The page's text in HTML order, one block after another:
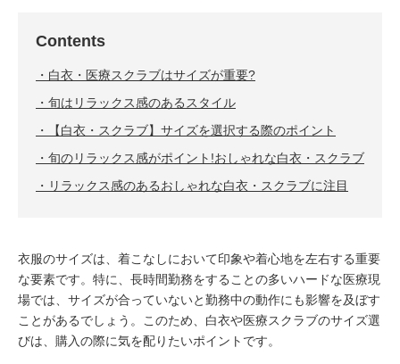
Contents
白衣・医療スクラブはサイズが重要?
旬はリラックス感のあるスタイル
【白衣・スクラブ】サイズを選択する際のポイント
旬のリラックス感がポイント!おしゃれな白衣・スクラブ
リラックス感のあるおしゃれな白衣・スクラブに注目
衣服のサイズは、着こなしにおいて印象や着心地を左右する重要
な要素です。特に、長時間勤務をすることの多いハードな医療現
場では、サイズが合っていないと勤務中の動作にも影響を及ぼす
ことがあるでしょう。このため、白衣や医療スクラブのサイズ選
びは、購入の際に気を配りたいポイントです。